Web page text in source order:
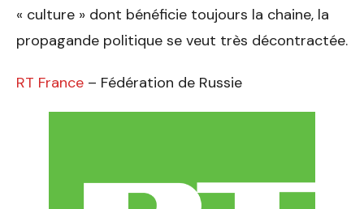
« culture » dont bénéficie toujours la chaine, la
propagande politique se veut très décontractée.
RT France – Fédération de Russie